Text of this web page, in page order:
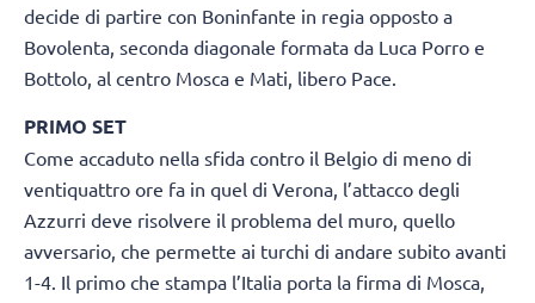
decide di partire con Boninfante in regia opposto a
Bovolenta, seconda diagonale formata da Luca Porro e
Bottolo, al centro Mosca e Mati, libero Pace.
PRIMO SET
Come accaduto nella sfida contro il Belgio di meno di
ventiquattro ore fa in quel di Verona, l’attacco degli
Azzurri deve risolvere il problema del muro, quello
avversario, che permette ai turchi di andare subito avanti
1-4. Il primo che stampa l’Italia porta la firma di Mosca,